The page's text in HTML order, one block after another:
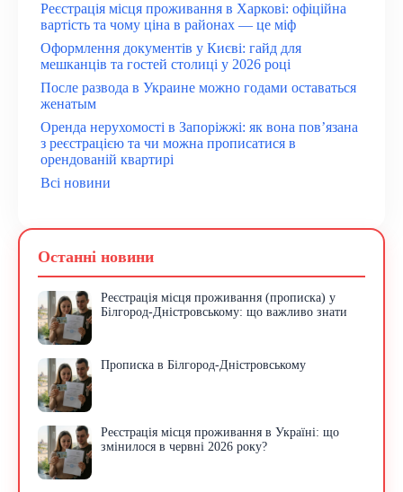
Реєстрація місця проживання в Харкові: офіційна
вартість та чому ціна в районах — це міф
Оформлення документів у Києві: гайд для
мешканців та гостей столиці у 2026 році
После развода в Украине можно годами оставаться
женатым
Оренда нерухомості в Запоріжжі: як вона пов’язана
з реєстрацією та чи можна прописатися в
орендованій квартирі
Всі новини
Останні новини
Реєстрація місця проживання (прописка) у
Білгород-Дністровському: що важливо знати
Прописка в Білгород-Дністровському
Реєстрація місця проживання в Україні: що
змінилося в червні 2026 року?